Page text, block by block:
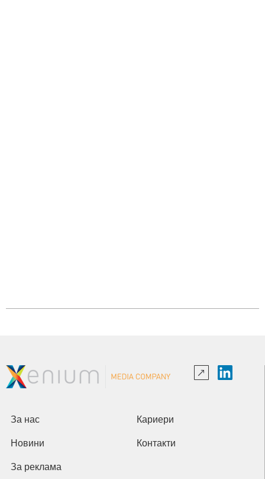
За нас Кариери
Новини Контакти
За реклама